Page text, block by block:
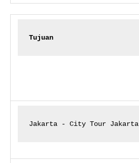
Tujuan
Jakarta - City Tour Jakarta